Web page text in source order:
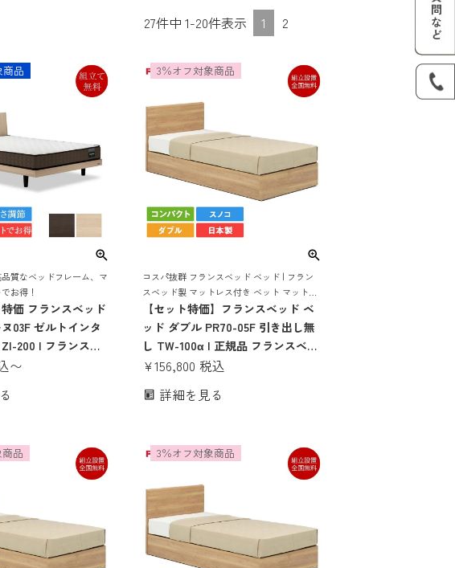
27件中 1-20件表示 1 2
質なベッドフレーム、マ
お得！
価 フランスベッド
03F ゼルトインタ
200 | フランスベ
ベッド マットレス
れ 高さ調節 高さ
商品
〜
コスパ抜群 フランスベッド ベッド | フラン
スベッド製 マットレス付き ベット マットレ
ス 付き マットレスセット 70周年 スノコ す
のこ すのこベッド TW100 TW-100 tw-100a
【セット特価】フランスベッド ベ
ッド ダブル PR70-05F 引き出し無
し TW-100α | 正規品 フランスベッ
ド製 マットレス付き マットレスセ
本製 pr70-05f 70周年 コンパクト
3％オフ対象商品
¥156,800 税込
詳細を見る
品 3％オフ対象商品